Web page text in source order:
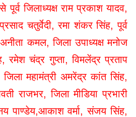
जिलाध्यक्ष राम प्रकाश यादव,
चतुर्वेदी, रमा शंकर सिंह, पूर्व
कमल, जिला उपाध्यक्ष मनोज
रमेश चंद्र गुप्ता, विमलेंद्र प्रताप
महामंत्री अमरेंद्र कांत सिंह,
राजभर, जिला मीडिया प्रभारी
पाण्डेय,आकाश वर्मा, संजय सिंह,